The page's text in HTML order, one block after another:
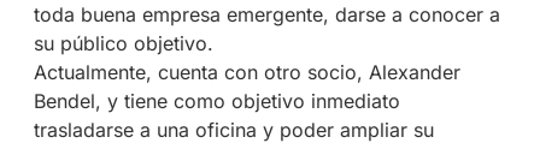
toda buena empresa emergente, darse a conocer a
su público objetivo.
Actualmente, cuenta con otro socio, Alexander
Bendel, y tiene como objetivo inmediato
trasladarse a una oficina y poder ampliar su